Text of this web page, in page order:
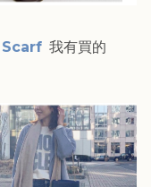
我有買的